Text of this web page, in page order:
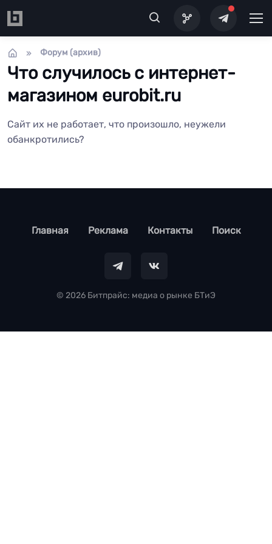
Форум (архив)
Что случилось с интернет-
магазином eurobit.ru
Сайт их не работает, что произошло, неужели
обанкротились?
footer
Главная Реклама Контакты Поиск
© 2026 Битпрайс: медиа о рынке БТиЭ